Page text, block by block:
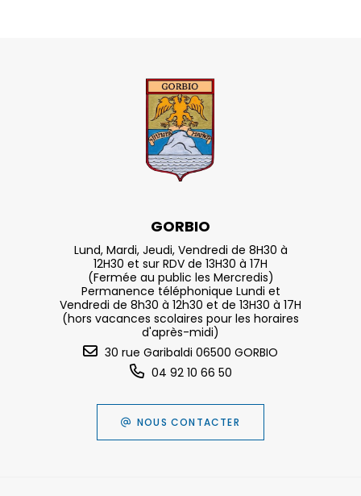
GORBIO
Lund, Mardi, Jeudi, Vendredi de 8H30 à
12H30 et sur RDV de 13H30 à 17H
(Fermée au public les Mercredis)
Permanence téléphonique Lundi et
Vendredi de 8h30 à 12h30 et de 13H30 à 17H
(hors vacances scolaires pour les horaires
d'après-midi)
30 rue Garibaldi 06500 GORBIO
04 92 10 66 50
NOUS CONTACTER